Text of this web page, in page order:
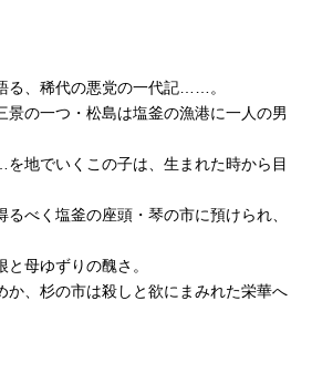
る、稀代の悪党の一代記……。
景の一つ・松島は塩釜の漁港に一人の男
地でいくこの子は、生まれた時から目
べく塩釜の座頭・琴の市に預けられ、
母ゆずりの醜さ。
か、杉の市は殺しと欲にまみれた栄華へ